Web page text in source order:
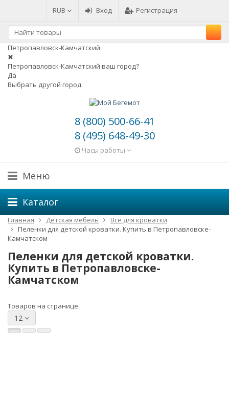
RUB Вход Регистрация
Петропавловск-Камчатский
✖
Петропавловск-Камчатский ваш город?
Да
Выбрать другой город
8 (800) 500-66-41
8 (495) 648-49-30
Часы работы
Меню
Каталог
Главная Детская мебель
Всё для кроватки
Пеленки для детской кроватки. Купить в Петропавловске-
Камчатском
Пеленки для детской кроватки.
Купить в Петропавловске-
Камчатском
Товаров на странице:
12